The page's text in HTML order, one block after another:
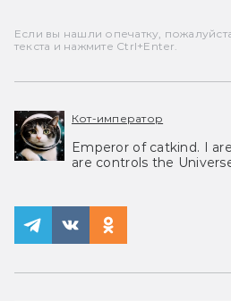
Если вы нашли опечатку,
текста и нажмите Ctrl+Enter.
Кот-император
Emperor of catkind. I
are controls the